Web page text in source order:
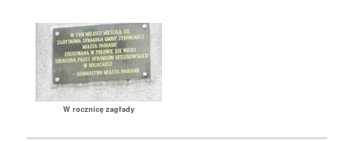
W rocznicę zagłady